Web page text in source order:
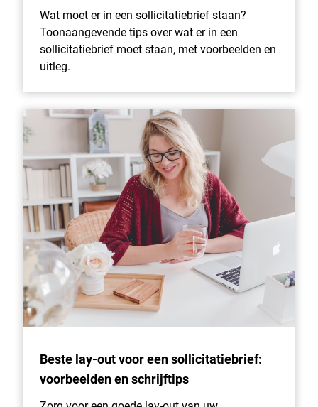
Wat moet er in een sollicitatiebrief staan?
Toonaangevende tips over wat er in een
sollicitatiebrief moet staan, met voorbeelden en
uitleg.
Beste lay-out voor een sollicitatiebrief:
voorbeelden en schrijftips